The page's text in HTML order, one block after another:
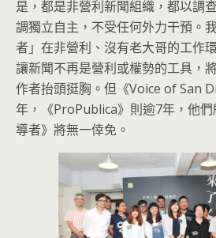
是，都是非營利新聞組織，都以調
調獨立自主，不受任何外力干預。
者」在非營利、沒有老大哥的工作
讓新聞不再是營利或權勢的工具，
作者抬頭挺胸。但《Voice of San
年，《ProPublica》則逾7年，他
導者》將無一倖免。